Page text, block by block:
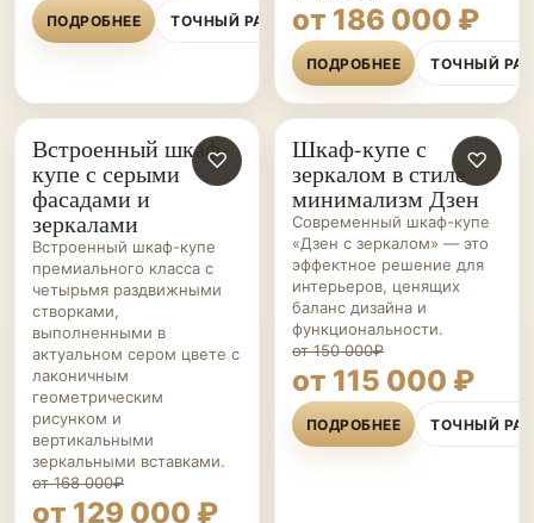
ПОДРОБНЕЕ ТОЧНЫЙ РАСЧЁТот 186 000 ₽
ПОДРОБНЕЕ ТОЧНЫЙ
ШКАФЫ-
КУПЕ НА ЗАКАЗ
♡
Встроенный шкаф-
купе с серыми
фасадами и
зеркалами
Встроенный шкаф-купе
премиального класса с
четырьмя раздвижными
створками,
выполненными в
актуальном сером цвете с
лаконичным
геометрическим
рисунком и
вертикальными
зеркальными вставками.
от 168 000₽
от 129 000 ₽
ШКАФЫ-
КУПЕ НА ЗАКАЗ
♡
Шкаф-купе с
зеркалом в стиле
минимализм Дзен
Современный шкаф-купе
«Дзен с зеркалом» — это
эффектное решение для
интерьеров, ценящих
баланс дизайна и
функциональности.
от 150 000₽
от 115 000 ₽
ПОДРОБНЕЕ ТОЧНЫЙ